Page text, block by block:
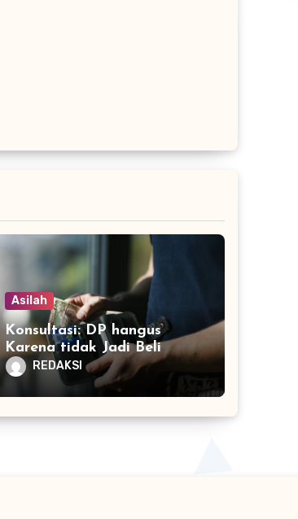
Asilah
Konsultasi: DP hangus
Karena tidak Jadi Beli
REDAKSI